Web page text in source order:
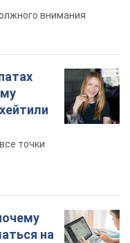
внимания
точки
на